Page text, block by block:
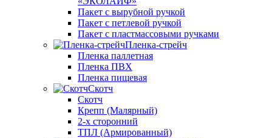
Пакет с вырубной ручкой
Пакет с петлевой ручкой
Пакет с пластмассовыми ручками
Пленка-стрейч
Пленка паллетная
Пленка ПВХ
Пленка пищевая
Скотч
Скотч
Крепп (Малярный)
2-х сторонний
ТПЛ (Армированный)